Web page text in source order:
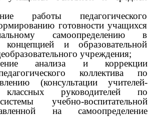
работы педагогического
готовности учащихся
самоопределению в
концепцией и образовательной
учреждения;
анализа и коррекции
коллектива по
(консультации учителей-
классных руководителей по
учебно-воспитательной
на самоопределение